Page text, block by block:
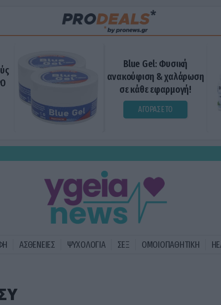
Blue Gel: Φυσική
ανακούφιση & χαλάρωση
σε κάθε εφαρμογή!
ΑΓΟΡΑΣΕ ΤΟ
ΑΣΘΕΝΕΙΕΣ ΨΥΧΟΛΟΓΙΑ ΣΕΞ ΟΜΟΙΟΠΑΘΗΤΙΚΗ